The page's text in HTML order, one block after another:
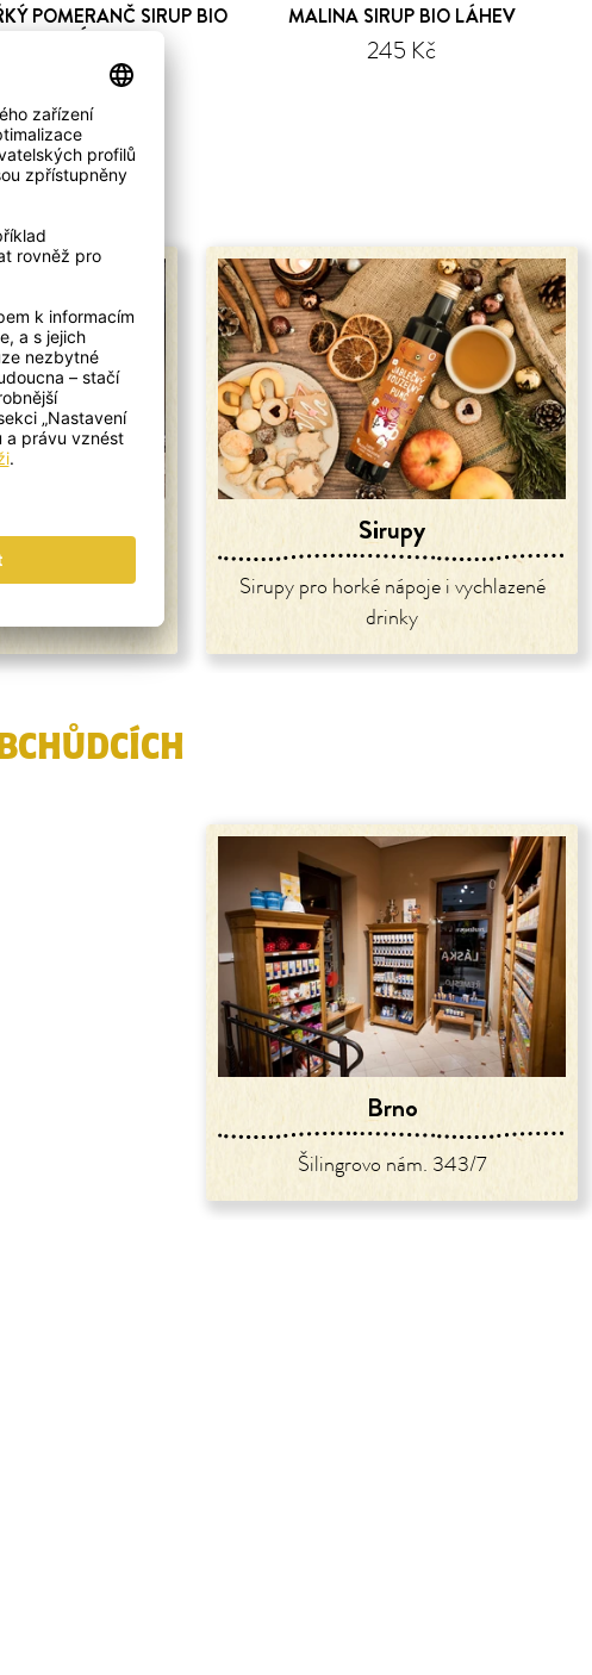
POMERANČ SIRUP BIO
LÁHEV
245 Kč
MALINA SIRUP BIO LÁHEV
245 Kč
království
Sirupy
Sirupy pro horké nápoje i vychlazené
drinky
Brno
Šilingrovo nám. 343/7